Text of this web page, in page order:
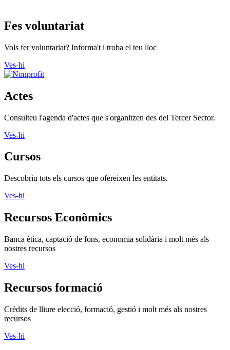
Fes voluntariat
Vols fer voluntariat? Informa't i troba el teu lloc
Ves-hi
Actes
Consulteu l'agenda d'actes que s'organitzen des del Tercer Sector.
Ves-hi
Cursos
Descobriu tots els cursos que ofereixen les entitats.
Ves-hi
Recursos Econòmics
Banca ètica, captació de fons, economia solidària i molt més als
nostres recursos
Ves-hi
Recursos formació
Crèdits de lliure elecció, formació, gestió i molt més als nostres
recursos
Ves-hi